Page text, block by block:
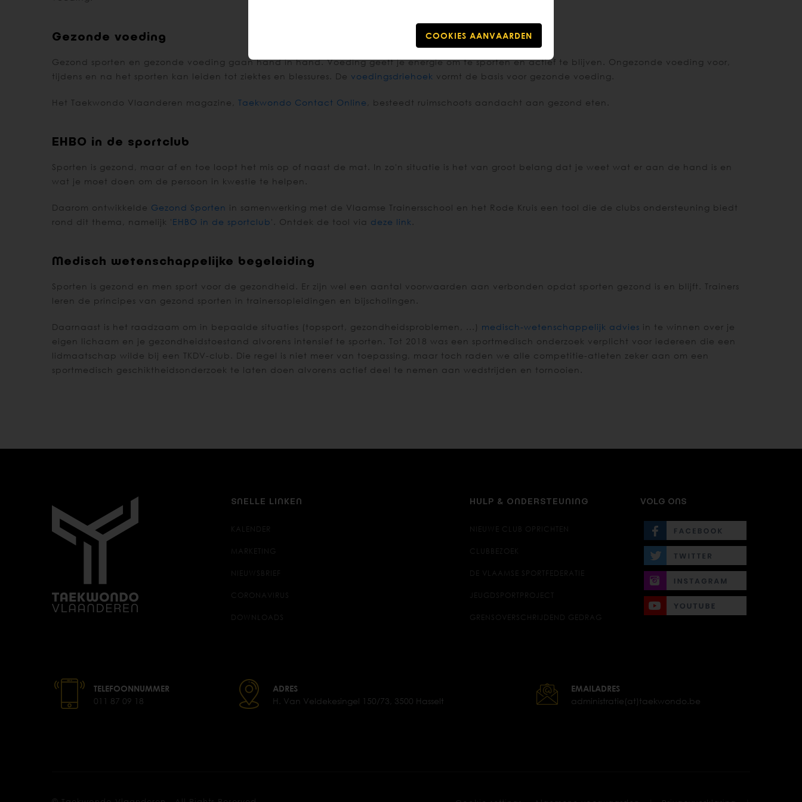
Gezonde voeding
Gezond sporten en gezonde voeding gaan hand in hand. Voeding geeft je energie om te sporten en actief te blijven. Ongezonde voeding voor,
tijdens en na het sporten kan leiden tot ziektes en blessures. De voedingsdriehoek vormt de basis voor gezonde voeding.
Het Taekwondo Vlaanderen magazine, Taekwondo Contact Online , besteedt ruimschoots aandacht aan gezond eten.
EHBO in de sportclub
Sporten is gezond, maar af en toe loopt het mis op of naast de mat. In zo'n situatie is het van groot belang dat je weet wat er aan de hand is en
wat je moet doen om de persoon in kwestie te helpen.
Daarom ontwikkelde Gezond Sporten in samenwerking met de Vlaamse Trainersschool en het Rode Kruis een tool die de clubs ondersteuning biedt
rond dit thema, namelijk 'EHBO in de sportclub'. Ontdek de tool via deze link
Medisch wetenschappelijke begeleiding
Sporten is gezond en men sport voor de gezondheid. Er zijn wel een aantal voorwaarden aan verbonden opdat sporten gezond is en blijft. Trainers
leren de principes van gezond sporten in trainersopleidingen en bijscholingen.
Daarnaast is het raadzaam om in bepaalde situaties (topsport, gezondheidsproblemen, ...) medisch-wetenschappelijk advies in te winnen over je
eigen lichaam en je gezondheidstoestand alvorens intensief te sporten. Tot 2018 was een sportmedisch onderzoek verplicht voor iedereen die een
lidmaatschap wilde bij een TKDV-club. Die regel is niet meer van toepassing, maar toch raden we alle competitie-atleten zeker aan om een
sportmedisch geschiktheidsonderzoek te laten doen alvorens actief deel te nemen aan wedstrijden en tornooien.
SNELLE LINKEN
KALENDER
MARKETING
NIEUWSBRIEF
CORONAVIRUS
DOWNLOADS
HULP & ONDERSTEUNING
NIEUWE CLUB OPRICHTEN
CLUBBEZOEK
DE VLAAMSE SPORTFEDERATIE
JEUGDSPORTPROJECT
GRENSOVERSCHRIJDEND GEDRAG
VOLG ONS
TELEFOONNUMMER
011 87 09 18
ADRES
H. Van Veldekesingel 150/73, 3500 Hasselt
EMAILADRES
administratie(at)taekwondo.be